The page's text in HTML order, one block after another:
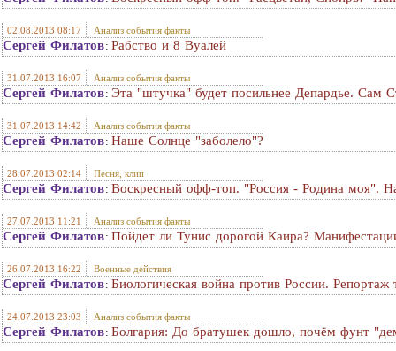
02.08.2013 08:17 Анализ события факты
Сергей Филатов: Рабство и 8 Вуалей
31.07.2013 16:07 Анализ события факты
Сергей Филатов: Эта "штучка" будет посильнее Депардье. Сам
31.07.2013 14:42 Анализ события факты
Сергей Филатов: Наше Солнце "заболело"?
28.07.2013 02:14 Песня, клип
Сергей Филатов: Воскресный офф-топ. "Россия - Родина моя".
27.07.2013 11:21 Анализ события факты
Сергей Филатов: Пойдет ли Тунис дорогой Каира?
26.07.2013 16:22 Военные действия
Сергей Филатов: Биологическая война против России. Репортаж
24.07.2013 23:03 Анализ события факты
Сергей Филатов: Болгария: До братушек дошло, почём фунт